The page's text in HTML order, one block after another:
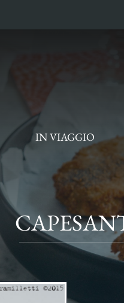
IN VIAGGIO